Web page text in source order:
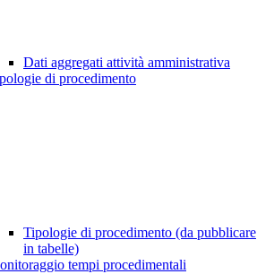
Dati aggregati attività amministrativa
di procedimento
Tipologie di procedimento (da pubblicare
in tabelle)
tempi procedimentali